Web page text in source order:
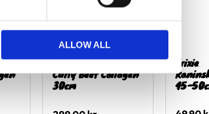
ALLOW ALL
Town & Country
Curly Beef Collagen
30cm
Trixie
45-